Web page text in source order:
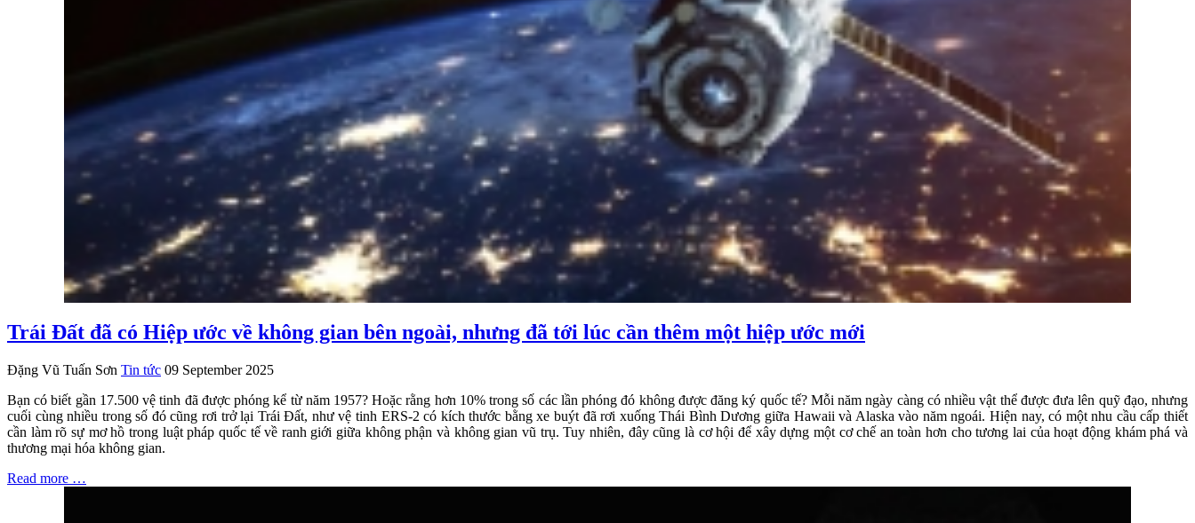
Trái Đất đã có Hiệp ước về không gian bên ngoài, nhưng đã tới lúc cần thêm một hiệp ước mới
Đặng Vũ Tuấn Sơn Tin tức 09 September 2025
Bạn có biết gần 17.500 vệ tinh đã được phóng kể từ năm 1957? Hoặc rằng hơn 10% trong số các lần phóng đó không được đăng ký quốc tế? Mỗi năm ngày càng có nhiều vật thể được đưa lên quỹ đạo, nhưng
cuối cùng nhiều trong số đó cũng rơi trở lại Trái Đất, như vệ tinh ERS-2 có kích thước bằng xe buýt đã rơi xuống Thái Bình Dương giữa Hawaii và Alaska vào năm ngoái. Hiện nay, có một nhu cầu cấp thiết
cần làm rõ sự mơ hồ trong luật pháp quốc tế về ranh giới giữa không phận và không gian vũ trụ. Tuy nhiên, đây cũng là cơ hội để xây dựng một cơ chế an toàn hơn cho tương lai của hoạt động khám phá và
thương mại hóa không gian.
Read more …